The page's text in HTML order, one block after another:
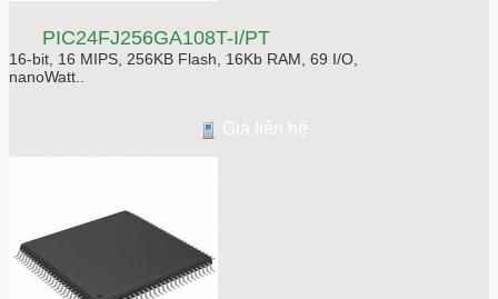
PIC24FJ256GA108T-I/PT
16-bit, 16 MIPS, 256KB Flash, 16Kb RAM, 69 I/O,
nanoWatt..
Giá liên hệ